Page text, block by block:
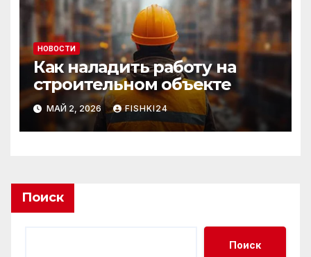
НОВОСТИ
Как наладить работу на
строительном объекте
МАЙ 2, 2026 FISHKI24
Поиск
Поиск